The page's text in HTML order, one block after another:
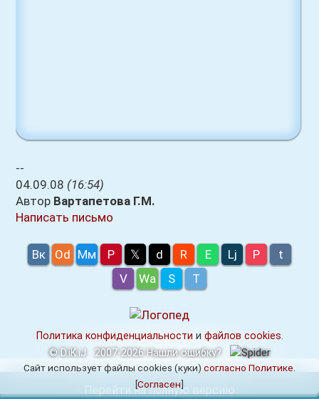
--
04.09.08 (16:54)
Автор Вартапетова Г.М.
Написать письмо
Вк Оd Мм P 𝕏 d R E Lj P
t
V
Wa S T
Политика конфиденциальности и файлов cookies
Сайт использует файлы cookies (куки) согласно Политике
[Согласен]
© D.iK.iJ 2007-2026 Нашли ошибку?
Перейти на полную версию